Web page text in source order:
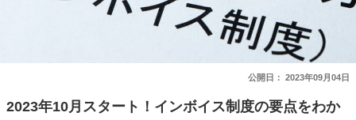
公開日： 2023年09月04日
2023年10月スタート！インボイス制度の要点をわか